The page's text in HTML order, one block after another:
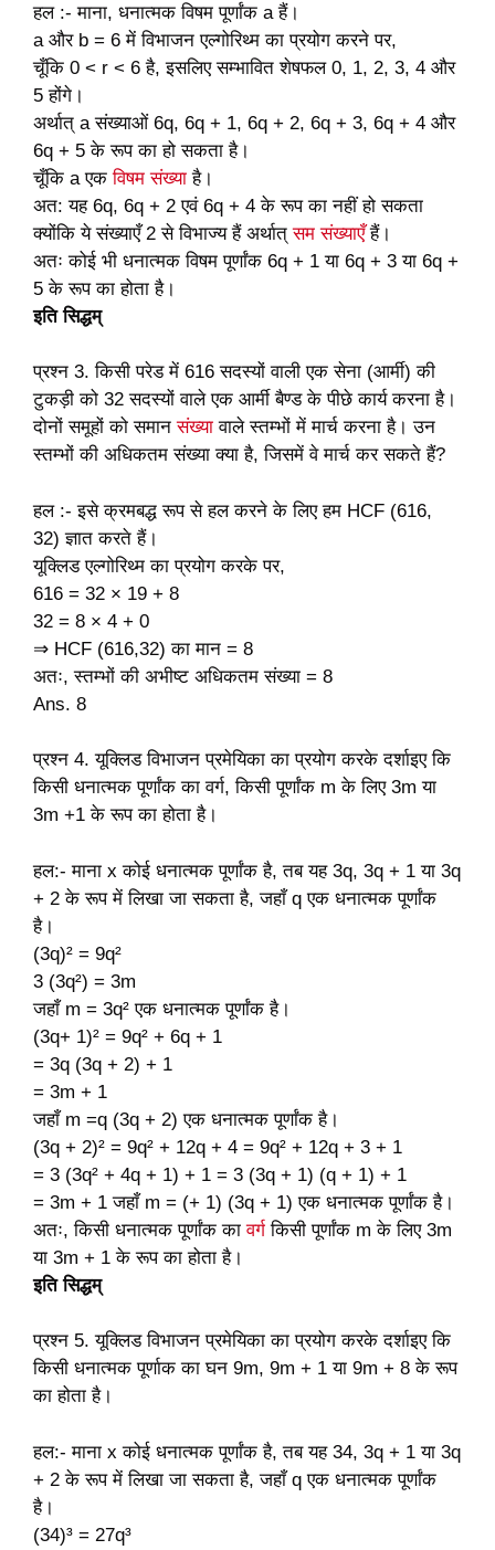
हल :- माना, धनात्मक विषम पूर्णांक a हैं।
a और b = 6 में विभाजन एल्गोरिथ्म का प्रयोग करने पर,
चूँकि 0 < r < 6 है, इसलिए सम्भावित शेषफल 0, 1, 2, 3, 4 और
5 होंगे।
अर्थात् a संख्याओं 6q, 6q + 1, 6q + 2, 6q + 3, 6q + 4 और
6q + 5 के रूप का हो सकता है।
चूँकि a एकविषम संख्या है।
अत: यह 6q, 6q + 2 एवं 6q + 4 के रूप का नहीं हो सकता
क्योंकि ये संख्याएँ 2 से विभाज्य हैं अर्थात्सम संख्याएँहैं।
अतः कोई भी धनात्मक विषम पूर्णांक 6q + 1 या 6q + 3 या 6q +
5 के रूप का होता है।
इति सिद्धम्
प्रश्न 3. किसी परेड में 616 सदस्यों वाली एक सेना (आर्मी) की
टुकड़ी को 32 सदस्यों वाले एक आर्मी बैण्ड के पीछे कार्य करना है।
दोनों समूहों को समानसंख्या वाले स्तम्भों में मार्च करना है। उन
स्तम्भों की अधिकतम संख्या क्या है, जिसमें वे मार्च कर सकते हैं?
हल :- इसे क्रमबद्ध रूप से हल करने के लिए हम HCF (616,
32) ज्ञात करते हैं।
यूक्लिड एल्गोरिथ्म का प्रयोग करके पर,
616 = 32 × 19 + 8
32 = 8 × 4 + 0
⇒ HCF (616,32) का मान = 8
अतः, स्तम्भों की अभीष्ट अधिकतम संख्या = 8
Ans. 8
प्रश्न 4. यूक्लिड विभाजन प्रमेयिका का प्रयोग करके दर्शाइए कि
किसी धनात्मक पूर्णांक का वर्ग, किसी पूर्णांक m के लिए 3m या
3m +1 के रूप का होता है।
हल:- माना x कोई धनात्मक पूर्णांक है, तब यह 3q, 3q + 1 या 3q
+ 2 के रूप में लिखा जा सकता है, जहाँ q एक धनात्मक पूर्णांक
है।
(3q)² = 9q²
3 (3q²) = 3m
जहाँ m = 3q² एक धनात्मक पूर्णांक है।
(3q+ 1)² = 9q² + 6q + 1
= 3q (3q + 2) + 1
= 3m + 1
जहाँ m =q (3q + 2) एक धनात्मक पूर्णांक है।
(3q + 2)² = 9q² + 12q + 4 = 9q² + 12q + 3 + 1
= 3 (3q² + 4q + 1) + 1 = 3 (3q + 1) (q + 1) + 1
= 3m + 1 जहाँ m = (+ 1) (3q + 1) एक धनात्मक पूर्णांक है।
अतः, किसी धनात्मक पूर्णांक कावर्ग किसी पूर्णांक m के लिए 3m
या 3m + 1 के रूप का होता है।
इति सिद्धम्
प्रश्न 5. यूक्लिड विभाजन प्रमेयिका का प्रयोग करके दर्शाइए कि
किसी धनात्मक पूर्णाक का घन 9m, 9m + 1 या 9m + 8 के रूप
का होता है।
हल:- माना x कोई धनात्मक पूर्णांक है, तब यह 34, 3q + 1 या 3q
+ 2 के रूप में लिखा जा सकता है, जहाँ q एक धनात्मक पूर्णांक
है।
(34)³ = 27q³